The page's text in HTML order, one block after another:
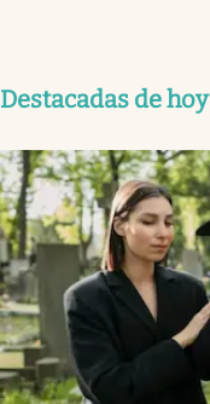
Destacadas de hoy